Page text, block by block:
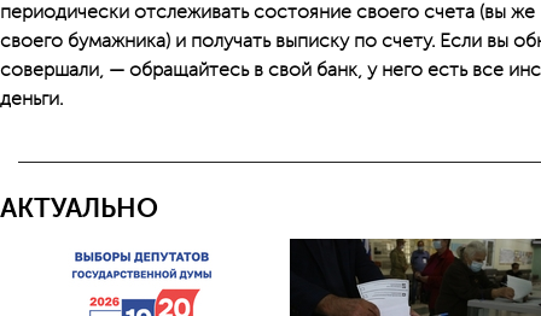
периодически отслеживать состояние своего счета (вы
своего бумажника) и получать выписку по счету. Если вы
совершали, — обращайтесь в свой банк, у него есть все
деньги.
АКТУАЛЬНО